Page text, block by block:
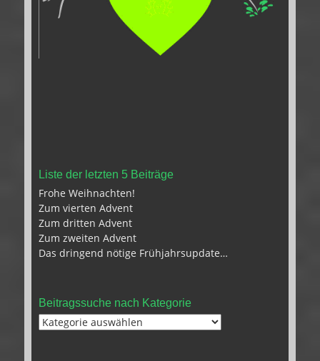
Liste der letzten 5 Beiträge
Frohe Weihnachten!
Zum vierten Advent
Zum dritten Advent
Zum zweiten Advent
Das dringend nötige Frühjahrsupdate…
Beitragssuche nach Kategorie
Beitragssuche